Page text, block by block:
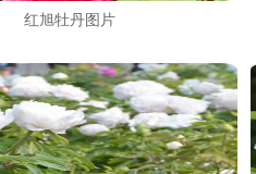
红旭牡丹图片